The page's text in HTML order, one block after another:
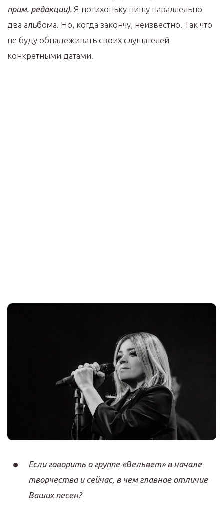
прим. редакции). Я потихоньку пишу параллельно
два альбома. Но, когда закончу, неизвестно. Так что
не буду обнадеживать своих слушателей
конкретными датами.
Если говорить о группе «Вельвет» в начале
творчества и сейчас, в чем главное отличие
Ваших песен?